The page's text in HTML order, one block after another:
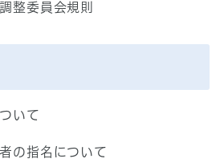
整委員会規則
いて
の指名について